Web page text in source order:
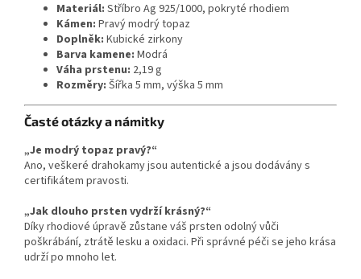
Materiál: Stříbro Ag 925/1000, pokryté rhodiem
Kámen: Pravý modrý topaz
Doplněk: Kubické zirkony
Barva kamene: Modrá
Váha prstenu: 2,19 g
Rozměry: Šířka 5 mm, výška 5 mm
Časté otázky a námitky
„Je modrý topaz pravý?“
Ano, veškeré drahokamy jsou autentické a jsou dodávány s
certifikátem pravosti.
„Jak dlouho prsten vydrží krásný?“
Díky rhodiové úpravě zůstane váš prsten odolný vůči
poškrábání, ztrátě lesku a oxidaci. Při správné péči se jeho krása
udrží po mnoho let.